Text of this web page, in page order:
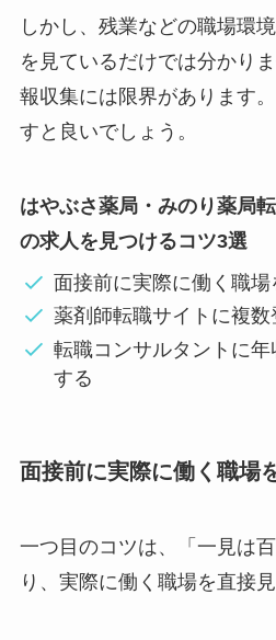
しかし、残業などの職場環
を見ているだけでは分かり
報収集には限界があります
すと良いでしょう。
はやぶさ薬局・みのり薬局
の求人を見つけるコツ3選
面接前に実際に働く職場
薬剤師転職サイトに複数
転職コンサルタントに
する
面接前に実際に働く職場
一つ目のコツは、「一見は
り、実際に働く職場を直接